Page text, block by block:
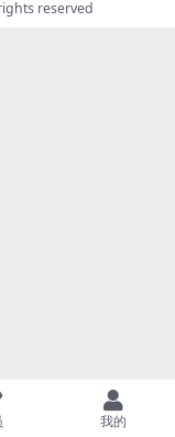
reserved
我的